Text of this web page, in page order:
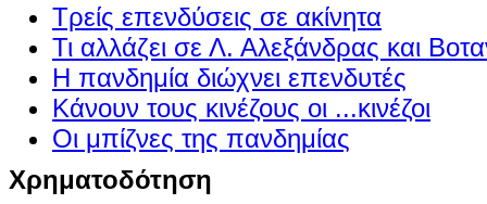
Τρείς επενδύσεις σε ακίνητα
Τι αλλάζει σε Λ. Αλεξάνδρας και
Η πανδημία διώχνει επενδυτές
Κάνουν τους κινέζους οι ...κινέζοι
Οι μπίζνες της πανδημίας
Χρηματοδότηση